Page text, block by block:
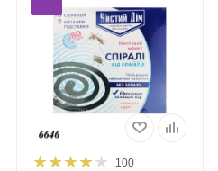
100